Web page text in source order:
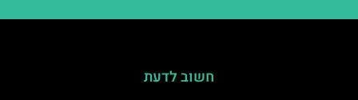
חשוב לדעת